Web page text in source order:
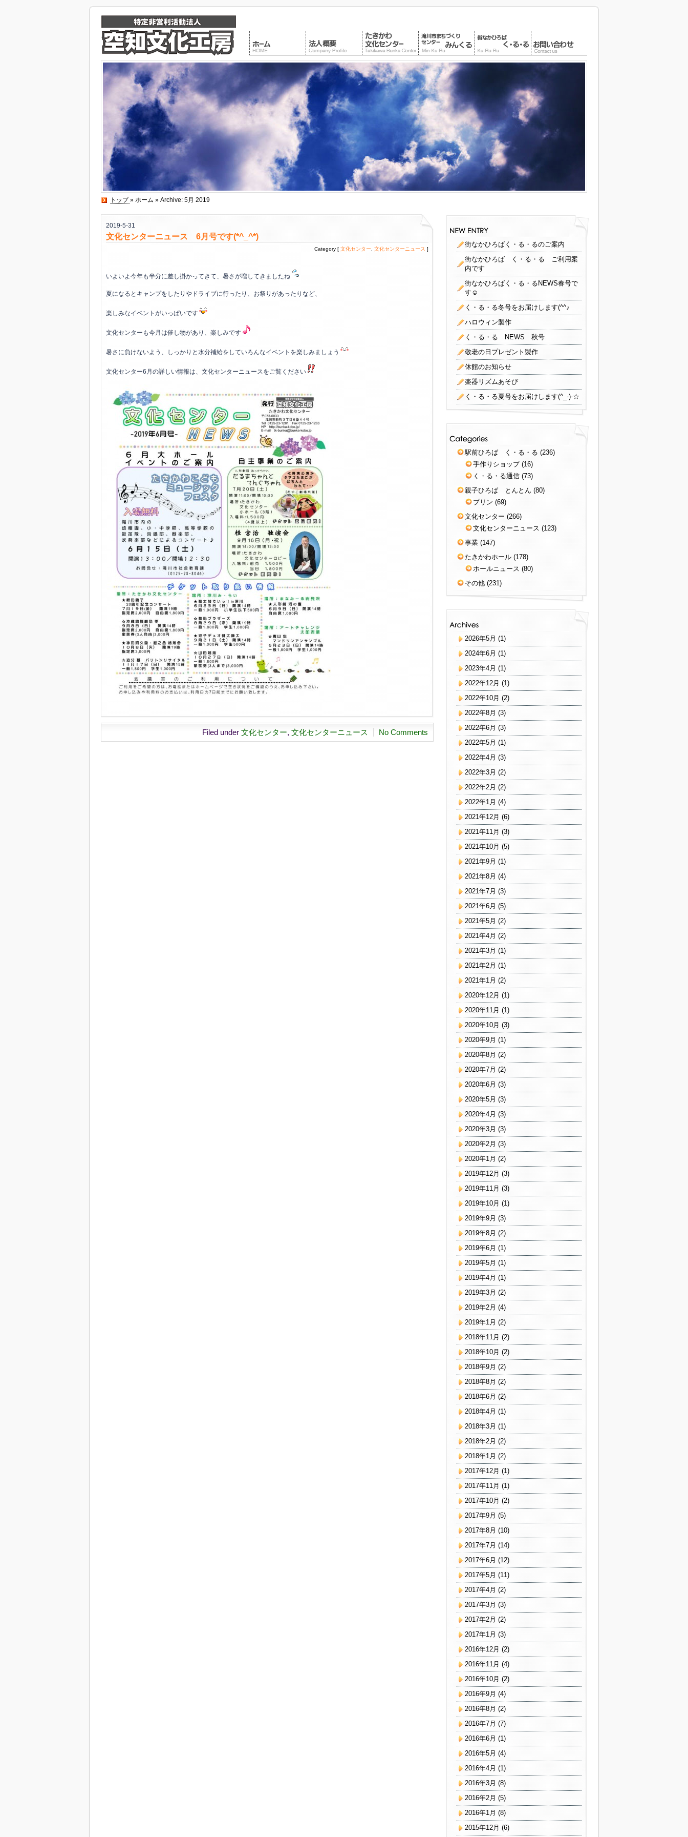
トップ» ホーム » Archive: 5月 2019
2019-5-31
文化センターニュース 6月号です(*^_^*)
Category [ 文化センター 文化センターニュース ]
いよいよ今年も半分に差し掛かってきて、暑さが増してきましたね
夏になるとキャンプをしたりやドライブに行ったり、お祭りがあったりなど、
楽しみなイベントがいっぱいです
文化センターも今月は催し物があり、楽しみです
暑さに負けないよう、しっかりと水分補給をしていろんなイベントを楽しみましょう
文化センター6月の詳しい情報は、文化センターニュースをご覧ください
Filed under 文化センター, 文化センターニュース No Comments
街なかひろばく・る・るのご案内
街なかひろば く・る・る ご利用案
内です
街なかひろばく・る・るNEWS春号で
す☺
く・る・る冬号をお届けします(^^♪
ハロウィン製作
く・る・る NEWS 秋号
敬老の日プレゼント製作
休館のお知らせ
楽器リズムあそび
く・る・る夏号をお届けします(^_-)-☆
駅前ひろば く・る・る (236)
手作りショップ(16)
く・る・る通信 (73)
親子ひろば とんとん (80)
プリン (69)
文化センター (266)
文化センターニュース (123)
事業 (147)
たきかわホール (178)
ホールニュース (80)
その他 (231)
2026年5月 (1)
2024年6月 (1)
2023年4月 (1)
2022年12月 (1)
2022年10月 (2)
2022年8月 (3)
2022年6月 (3)
2022年5月 (1)
2022年4月 (3)
2022年3月 (2)
2022年2月 (2)
2022年1月 (4)
2021年12月 (6)
2021年11月 (3)
2021年10月 (5)
2021年9月 (1)
2021年8月 (4)
2021年7月 (3)
2021年6月 (5)
2021年5月 (2)
2021年4月 (2)
2021年3月 (1)
2021年2月 (1)
2021年1月 (2)
2020年12月 (1)
2020年11月 (1)
2020年10月 (3)
2020年9月 (1)
2020年8月 (2)
2020年7月 (2)
2020年6月 (3)
2020年5月 (3)
2020年4月 (3)
2020年3月 (3)
2020年2月 (3)
2020年1月 (2)
2019年12月 (3)
2019年11月 (3)
2019年10月 (1)
2019年9月 (3)
2019年8月 (2)
2019年6月 (1)
2019年5月 (1)
2019年4月 (1)
2019年3月 (2)
2019年2月 (4)
2019年1月 (2)
2018年11月 (2)
2018年10月 (2)
2018年9月 (2)
2018年8月 (2)
2018年6月 (2)
2018年4月 (1)
2018年3月 (1)
2018年2月 (2)
2018年1月 (2)
2017年12月 (1)
2017年11月 (1)
2017年10月 (2)
2017年9月 (5)
2017年8月 (10)
2017年7月 (14)
2017年6月 (12)
2017年5月 (11)
2017年4月 (2)
2017年3月 (3)
2017年2月 (2)
2017年1月 (3)
2016年12月 (2)
2016年11月 (4)
2016年10月 (2)
2016年9月 (4)
2016年8月 (2)
2016年7月 (7)
2016年6月 (1)
2016年5月 (4)
2016年4月 (1)
2016年3月 (8)
2016年2月 (5)
2016年1月 (8)
2015年12月 (6)